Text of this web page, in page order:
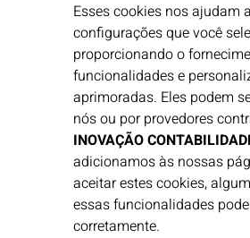
Esses cookies nos ajudam
configurações que você
proporcionando o
funcionalidades e
aprimoradas. Eles podem
nós ou por provedores
INOVAÇÃO
adicionamos às nossas
aceitar estes cookies,
essas funcionalidades
corretamente. ​